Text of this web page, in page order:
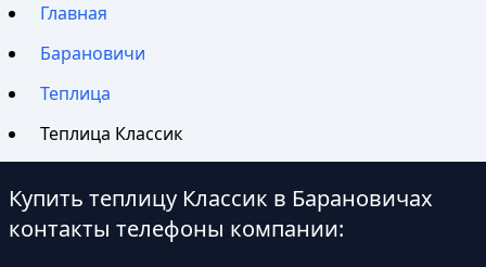
Главная
Барановичи
Теплица
Теплица Классик
Купить теплицу Классик в Барановичах
контакты телефоны компании: